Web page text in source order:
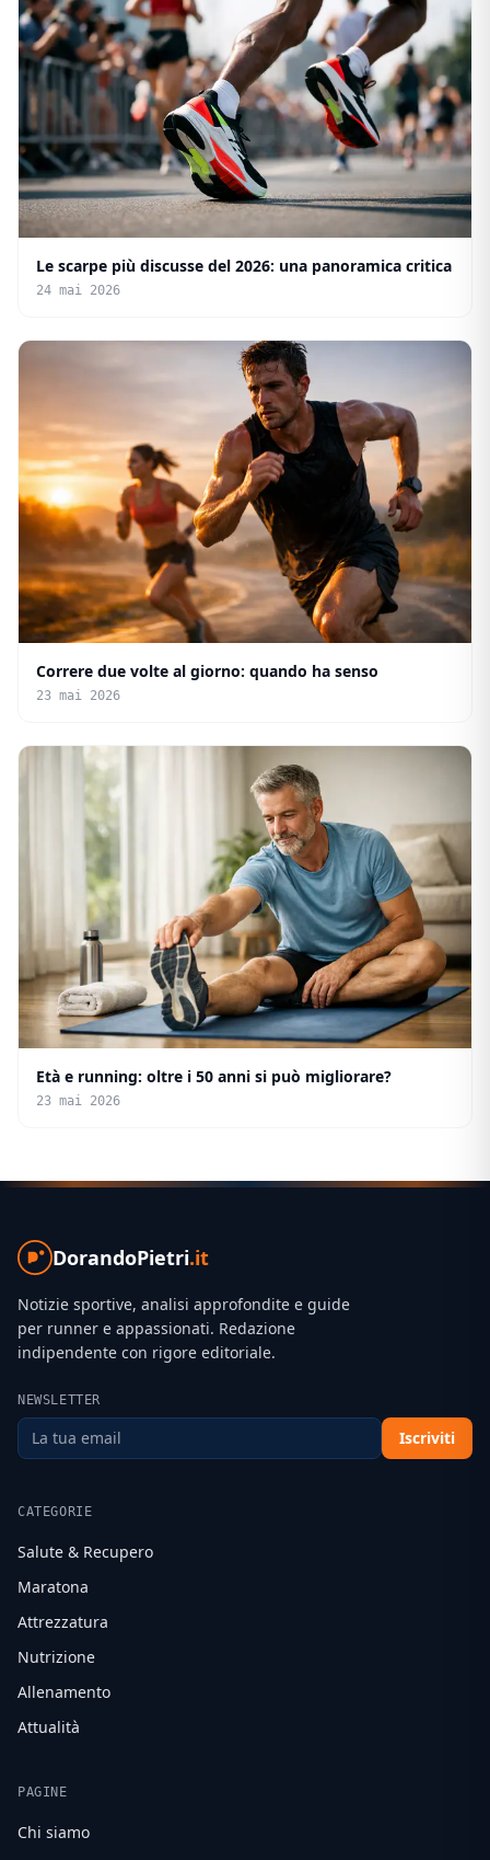
Le scarpe più discusse del 2026: una panoramica critica
24 mai 2026
Correre due volte al giorno: quando ha senso
23 mai 2026
Età e running: oltre i 50 anni si può migliorare?
23 mai 2026
DorandoPietri.it
Notizie sportive, analisi approfondite e guide
per runner e appassionati. Redazione
indipendente con rigore editoriale.
NEWSLETTER
Iscriviti
CATEGORIE
Salute & Recupero
Maratona
Attrezzatura
Nutrizione
Allenamento
Attualità
PAGINE
Chi siamo